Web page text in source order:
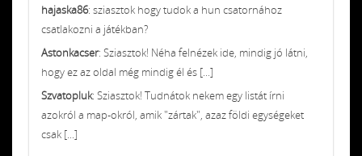
hajaska86: sziasztok hogy tudok a hun csatornához
csatlakozni a játékban?
Astonkacser: Sziasztok! Néha felnézek ide, mindig jó látni,
hogy ez az oldal még mindig él és [...]
Szvatopluk: Sziasztok! Tudnátok nekem egy listát írni
azokról a map-okról, amik "zártak", azaz földi egységeket
csak [...]